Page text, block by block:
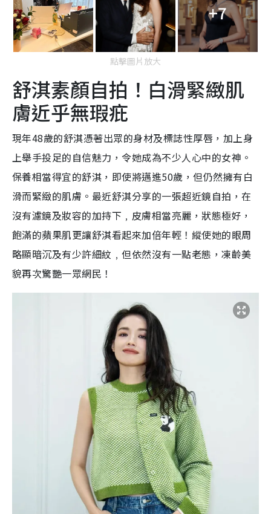
+7
點擊圖片放大
舒淇素顏自拍！白滑緊緻肌
膚近乎無瑕疪
現年48歲的舒淇憑著出眾的身材及標誌性厚唇，加上身
上舉手投足的自信魅力，令她成為不少人心中的女神。
保養相當得宜的舒淇，即使將邁進50歲，但仍然擁有白
滑而緊緻的肌膚。最近舒淇分享的一張超近鏡自拍，在
沒有濾鏡及妝容的加持下﹐皮膚相當亮麗，狀態極好，
飽滿的蘋果肌更讓舒淇看起來加倍年輕！縱使她的眼周
略顯暗沉及有少許細紋﹐但依然沒有一點老態，凍齡美
貌再次驚艷一眾網民！